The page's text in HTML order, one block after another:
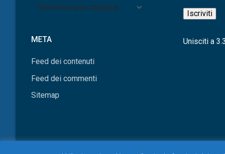
Archivio
META
Feed dei contenuti
Feed dei commenti
Sitemap
mail
Iscriviti
Unisciti a